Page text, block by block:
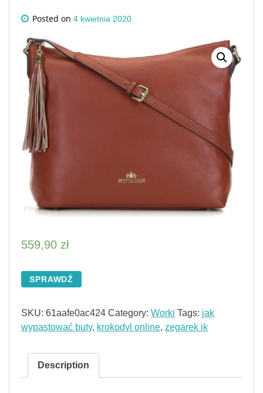
Posted on 4 kwietnia 2020
559,90 zł
SPRAWDŹ
SKU: 61aafe0ac424 Category: Worki Tags: jak
wypastować buty, krokodyl online, zegarek ik
Description